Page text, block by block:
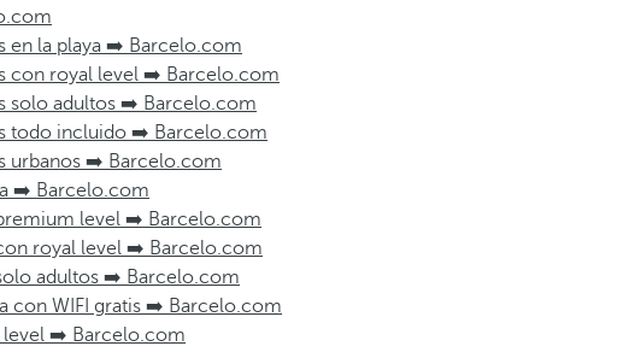
en la playa ➡️ Barcelo.com
con royal level ➡️ Barcelo.com
solo adultos ➡️ Barcelo.com
todo incluido ➡️ Barcelo.com
urbanos ➡️ Barcelo.com
➡️ Barcelo.com
level ➡️ Barcelo.com
royal level ➡️ Barcelo.com
adultos ➡️ Barcelo.com
con WIFI gratis ➡️ Barcelo.com
level ➡️ Barcelo.com